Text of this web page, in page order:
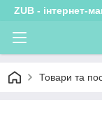
ZUB - інтернет-
Товари та